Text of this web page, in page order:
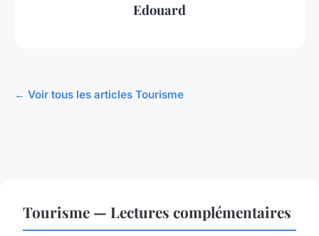
Edouard
← Voir tous les articles Tourisme
Tourisme — Lectures complémentaires